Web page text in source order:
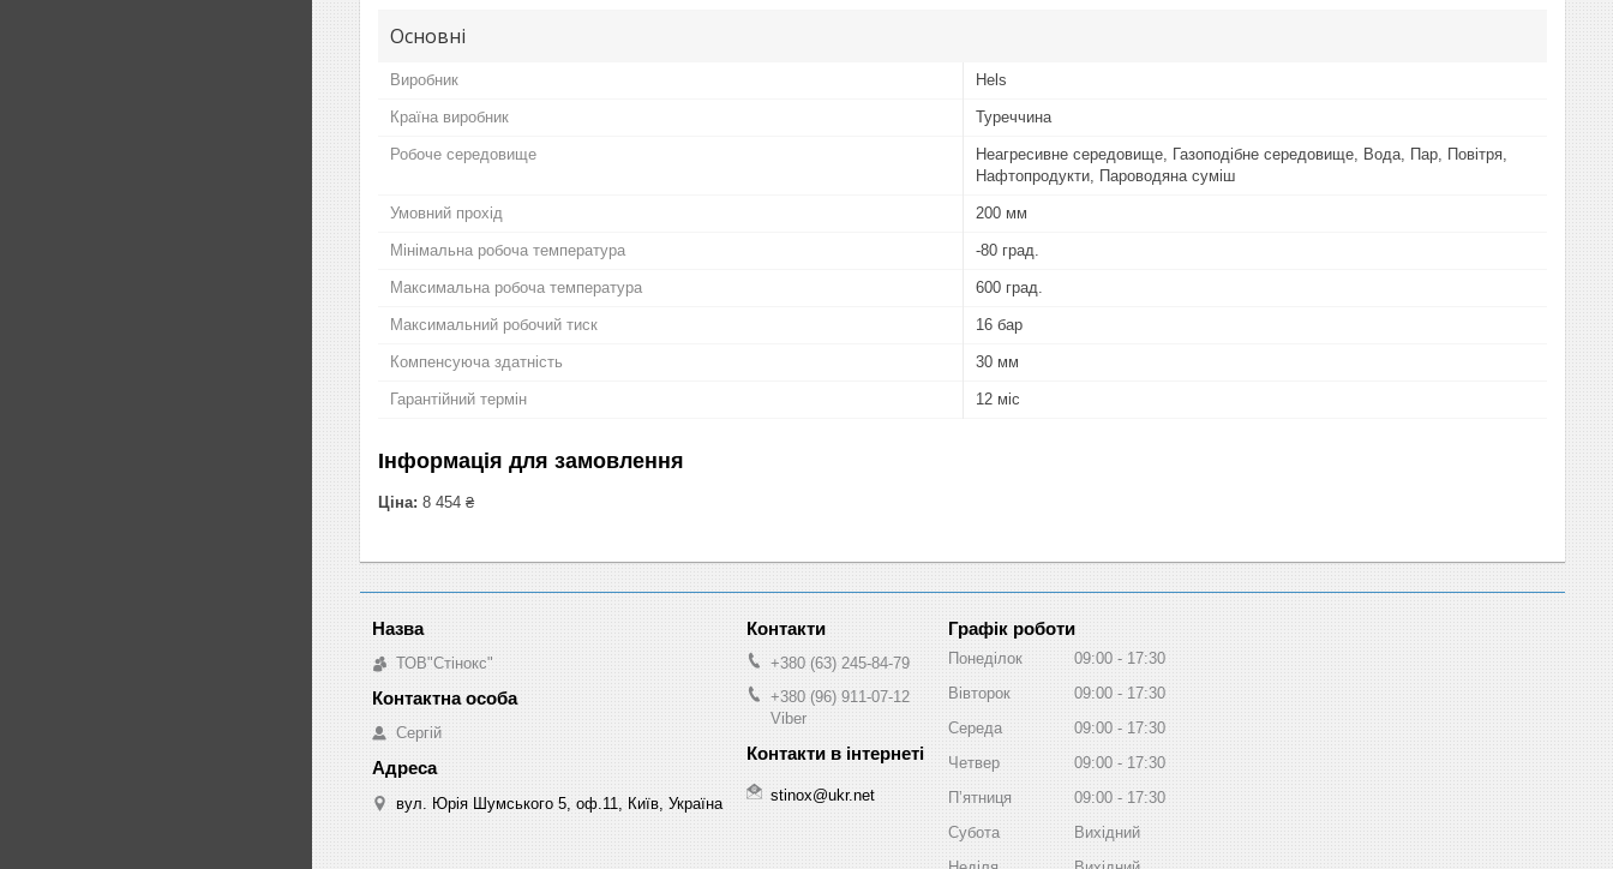
Основні
Виробник Hels
Країна виробник Туреччина
Робоче середовище
Неагресивне середовище, Газоподібне середовище, Вода, Пар, Повітря,
Нафтопродукти, Пароводяна суміш
Умовний прохід 200 мм
Мінімальна робоча температура -80 град.
Максимальна робоча температура 600 град.
Максимальний робочий тиск 16 бар
Компенсуюча здатність 30 мм
Гарантійний термін 12 міс
Інформація для замовлення
Ціна: 8 454 ₴
ТОВ"Стінокс"
Сергій
вул. Юрія Шумського 5, оф.11, Київ, Україна
+380 (63) 245-84-79
+380 (96) 911-07-12
Viber
stinox@ukr.net
Графік роботи
Понеділок 09:00
17:30
Вівторок
09:00
17:30
Середа
09:00
17:30
Четвер
09:00
17:30
Пʼятниця
09:00
17:30
Субота
Вихідний